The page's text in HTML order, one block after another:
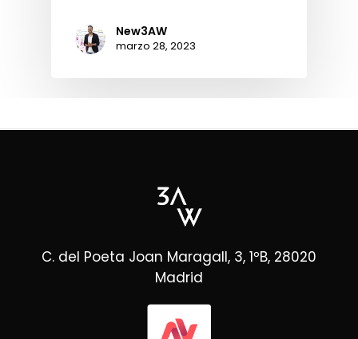
New3AW
marzo 28, 2023
C. del Poeta Joan Maragall, 3, 1ºB, 28020
Madrid